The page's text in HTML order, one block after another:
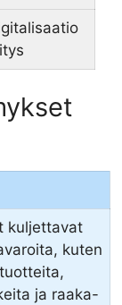
kuljettavat
kuten
ja raaka-